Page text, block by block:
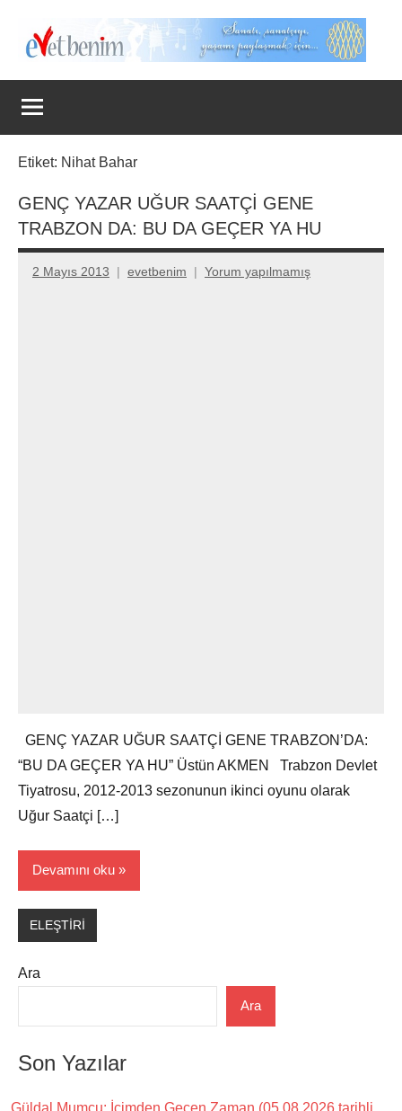
Evet
Benim
Etiket: Nihat Bahar
GENÇ YAZAR UĞUR SAATÇİ GENE
TRABZON DA: BU DA GEÇER YA HU
2 Mayıs 2013 evetbenim Yorum yapılmamış
GENÇ YAZAR UĞUR SAATÇİ GENE TRABZON’DA:
“BU DA GEÇER YA HU” Üstün AKMEN Trabzon Devlet
Tiyatrosu, 2012-2013 sezonunun ikinci oyunu olarak
Uğur Saatçi […]
Devamını oku
ELEŞTİRİ
Ara
Ara
Son Yazılar
Güldal Mumcu: İçimden Geçen Zaman (05.08.2026 tarihli